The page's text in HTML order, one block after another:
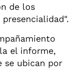
de los
el informe,
se ubican por